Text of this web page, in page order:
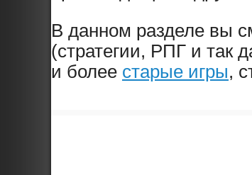
В данном разделе вы
(стратегии, РПГ и так
и более старые игры,